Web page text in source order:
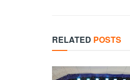
RELATED POSTS